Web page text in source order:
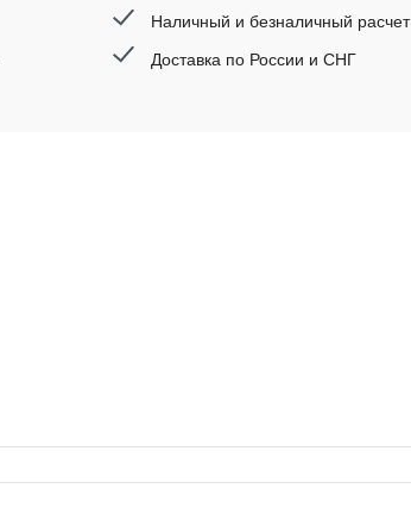
Наличный и безналичный расчет
Доставка по России и СНГ